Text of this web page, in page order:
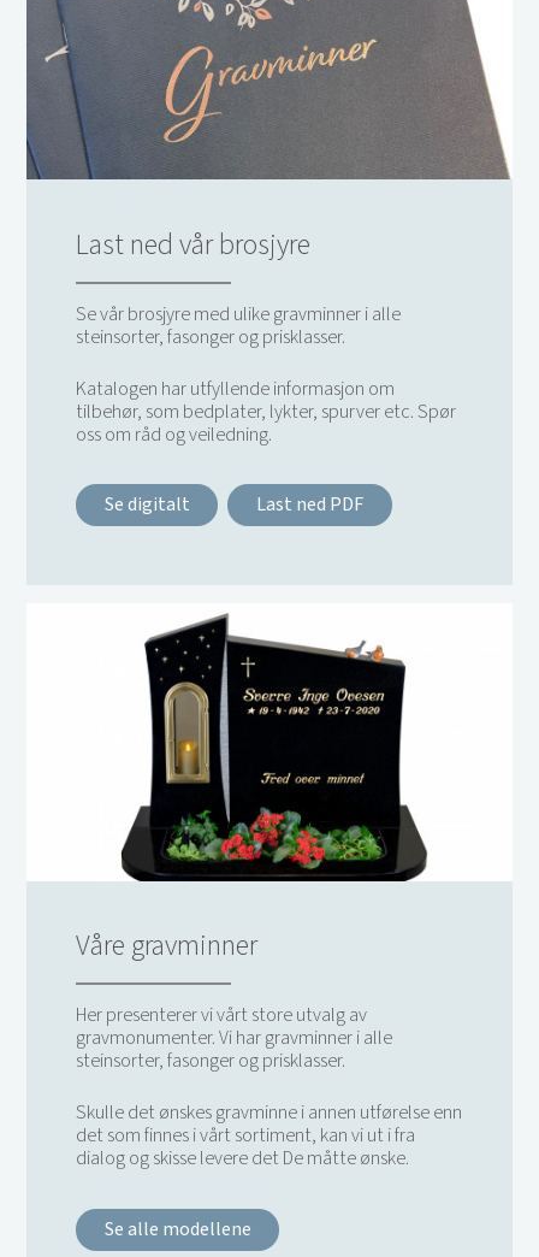
Last ned vår brosjyre
Se vår brosjyre med ulike gravminner i alle
steinsorter, fasonger og prisklasser.
Katalogen har utfyllende informasjon om
tilbehør, som bedplater, lykter, spurver etc. Spør
oss om råd og veiledning.
Se digitalt Last ned PDF
Våre gravminner
Her presenterer vi vårt store utvalg av
gravmonumenter. Vi har gravminner i alle
steinsorter, fasonger og prisklasser.
Skulle det ønskes gravminne i annen utførelse enn
det som finnes i vårt sortiment, kan vi ut i fra
dialog og skisse levere det De måtte ønske.
Se alle modellene